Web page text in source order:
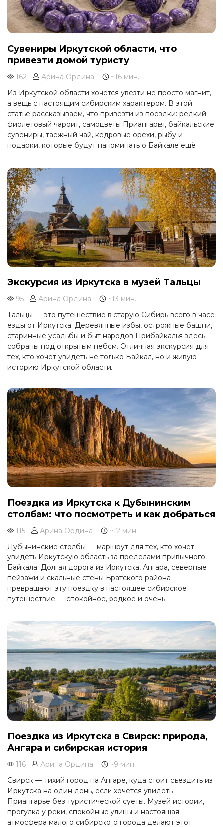
Сувениры Иркутской области, что
привезти домой туристу
162 Арина Ордина
~16 мин.
Из Иркутской области хочется увезти не просто магнит,
а вещь с настоящим сибирским характером. В этой
статье рассказываем, что привезти из поездки: редкий
фиолетовый чароит, самоцветы Приангарья, байкальские
сувениры, таёжный чай, кедровые орехи, рыбу и
подарки, которые будут напоминать о Байкале ещё
Экскурсия из Иркутска в музей Тальцы
95 Арина Ордина
~13 мин.
Тальцы — это путешествие в старую Сибирь всего в часе
езды от Иркутска. Деревянные избы, острожные башни,
старинные усадьбы и быт народов Прибайкалья здесь
собраны под открытым небом. Отличная экскурсия для
тех, кто хочет увидеть не только Байкал, но и живую
историю Иркутской области.
Поездка из Иркутска к Дубынинским
столбам: что посмотреть и как добраться
115 Арина Ордина
~12 мин.
Дубынинские столбы — маршрут для тех, кто хочет
увидеть Иркутскую область за пределами привычного
Байкала. Долгая дорога из Иркутска, Ангара, северные
пейзажи и скальные стены Братского района
превращают эту поездку в настоящее сибирское
путешествие — спокойное, редкое и очень
Поездка из Иркутска в Свирск: природа,
Ангара и сибирская история
116 Арина Ордина
~9 мин.
Свирск — тихий город на Ангаре, куда стоит съездить из
Иркутска на один день, если хочется увидеть
Приангарье без туристической суеты. Музей истории,
прогулка у реки, спокойные улицы и настоящая
атмосфера малого сибирского города делают этот